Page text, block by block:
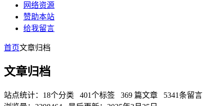
网络资源
赞助本站
给我留言
首页文章归档
文章归档
站点统计：18个分类 401个标签 369 篇文章 5341条留言